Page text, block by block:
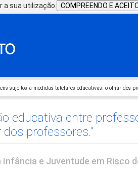
a sua utilização. COMPREENDO E
sujeitos a medidas tutelares educativas: o olhar dos
educativa entre
professores."
e Juventude em Risco